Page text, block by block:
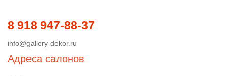
8 918 947-88-37
info@gallery-dekor.ru
Адреса салонов